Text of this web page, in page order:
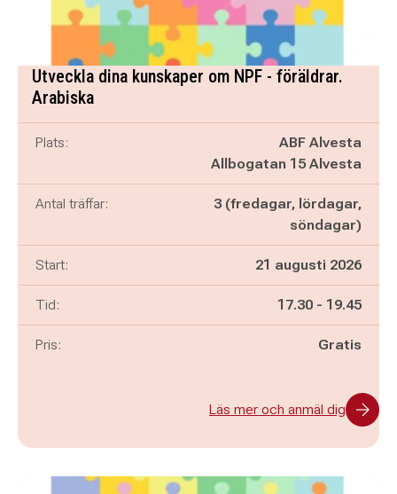
Utveckla dina kunskaper om NPF - föräldrar.
Arabiska
Plats:
ABF Alvesta
Allbogatan 15 Alvesta
Antal träffar:
3 (fredagar, lördagar,
söndagar)
Start: 21 augusti 2026
Tid: Pågår mellan
17.30 - och
19.45
Pris: Gratis
Läs mer och anmäl dig